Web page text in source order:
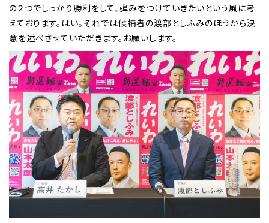
の２つでしっかり勝利をして、弾みをつけていきたいという風に考
えております。はい。それでは候補者の渡部としふみのほうから決
意を述べさせていただきます。お願いします。